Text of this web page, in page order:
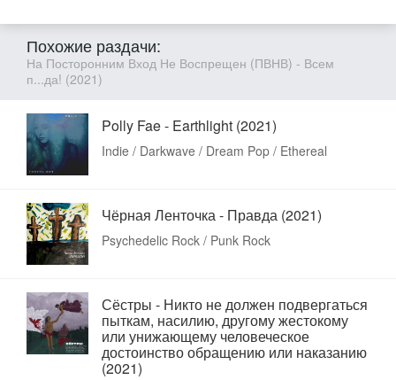
Похожие раздачи:
На Посторонним Вход Не Воспрещен (ПВНВ) - Всем
п...да! (2021)
Polly Fae - Earthlight (2021)
Indie / Darkwave / Dream Pop / Ethereal
Чёрная Ленточка - Правда (2021)
Psychedelic Rock / Punk Rock
Сёстры - Никто не должен подвергаться
пыткам, насилию, другому жестокому
или унижающему человеческое
достоинство обращению или наказанию
(2021)